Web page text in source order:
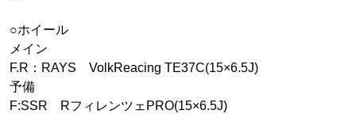
○ホイール
メイン
F.R：RAYS VolkReacing TE37C(15×6.5J)
予備
F:SSR RフィレンツェPRO(15×6.5J)